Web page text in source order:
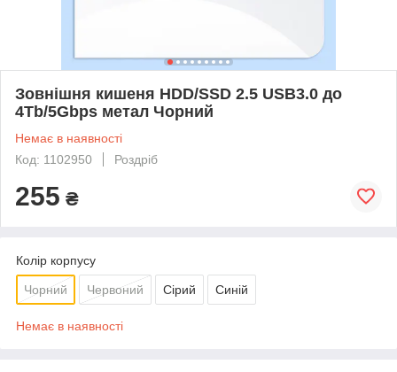
Зовнішня кишеня HDD/SSD 2.5 USB3.0 до
4Tb/5Gbps метал Чорний
Немає в наявності
Код: 1102950
Роздріб
255 ₴
Колір корпусу
Чорний Червоний Сірий Синій
Немає в наявності